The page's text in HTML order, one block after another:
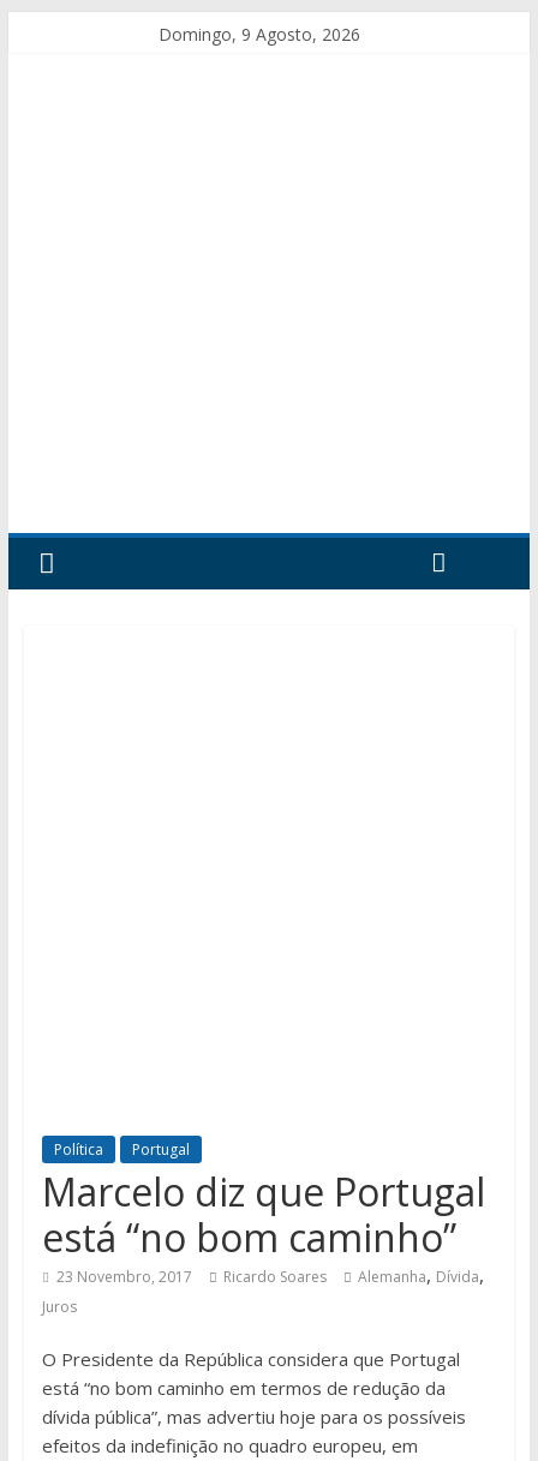
Domingo, 9 Agosto, 2026
Política Portugal
Marcelo diz que Portugal
está “no bom caminho”
23 Novembro, 2017 Ricardo Soares Alemanha, Dívida,
Juros
O Presidente da República considera que Portugal
está “no bom caminho em termos de redução da
dívida pública”, mas advertiu hoje para os possíveis
efeitos da indefinição no quadro europeu, em